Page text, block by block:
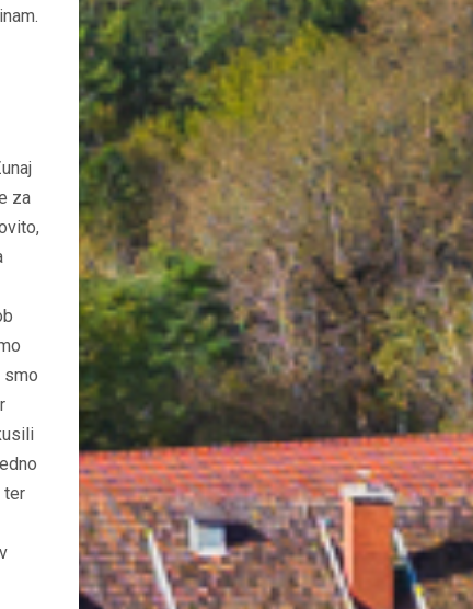
za
smo
ter